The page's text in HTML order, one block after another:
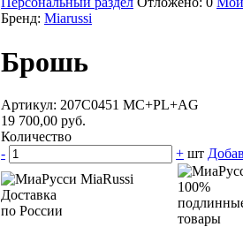
Бренд: Miarussi
Брошь
Артикул: 207C0451 MC+PL+AG
19 700,00 руб.
Количество
-
+ шт
Доставка
по России
100%
товары